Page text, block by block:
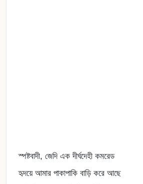
স্পষ্টবাদী, জেদি এক দীর্ঘদেহী কমরেড
হৃদয়ে আমার পাকাপাকি বাড়ি করে আছে